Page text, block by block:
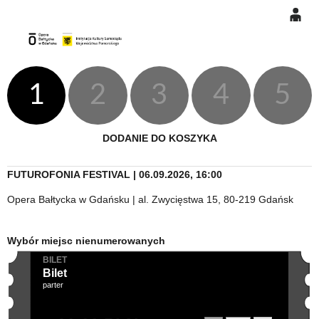
1 2 3 4 5
DODANIE DO KOSZYKA
FUTUROFONIA FESTIVAL | 06.09.2026, 16:00
Opera Bałtycka w Gdańsku | al. Zwycięstwa 15, 80-219 Gdańsk
Wybór miejsc nienumerowanych
BILET
Bilet
parter